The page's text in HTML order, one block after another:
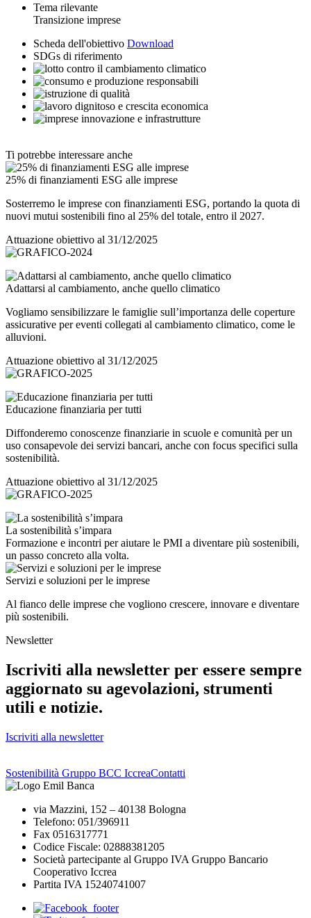
Tema rilevante
Transizione imprese
Scheda dell'obiettivo Download
SDGs di riferimento
Ti potrebbe interessare anche
25% di finanziamenti ESG alle imprese
Sosterremo le imprese con finanziamenti ESG, portando la quota di
nuovi mutui sostenibili fino al 25% del totale, entro il 2027.
Attuazione obiettivo al 31/12/2025
Adattarsi al cambiamento, anche quello climatico
Vogliamo sensibilizzare le famiglie sull’importanza delle coperture
assicurative per eventi collegati al cambiamento climatico, come le
alluvioni.
Attuazione obiettivo al 31/12/2025
Educazione finanziaria per tutti
Diffonderemo conoscenze finanziarie in scuole e comunità per un
uso consapevole dei servizi bancari, anche con focus specifici sulla
sostenibilità.
Attuazione obiettivo al 31/12/2025
La sostenibilità s’impara
Formazione e incontri per aiutare le PMI a diventare più sostenibili,
un passo concreto alla volta.
Servizi e soluzioni per le imprese
Al fianco delle imprese che vogliono crescere, innovare e diventare
più sostenibili.
Newsletter
Iscriviti alla newsletter per essere sempre
aggiornato su agevolazioni, strumenti
utili e notizie.
Iscriviti alla newsletter
Sostenibilità Gruppo BCC IccreaContatti
via Mazzini, 152 – 40138 Bologna
Telefono: 051/396911
Fax 0516317771
Codice Fiscale: 02888381205
Società partecipante al Gruppo IVA Gruppo Bancario
Cooperativo Iccrea
Partita IVA 15240741007